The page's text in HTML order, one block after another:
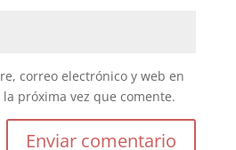
correo electrónico y web en
próxima vez que comente.